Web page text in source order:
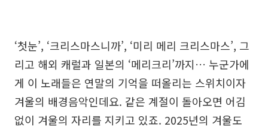
‘첫눈’, ‘크리스마스니까’, ‘미리 메리 크리스마스’, 그
리고 해외 캐럴과 일본의 ‘메리크리’까지… 누군가에
게 이 노래들은 연말의 기억을 떠올리는 스위치이자
겨울의 배경음악인데요. 같은 계절이 돌아오면 어김
없이 겨울의 자리를 지키고 있죠. 2025년의 겨울도